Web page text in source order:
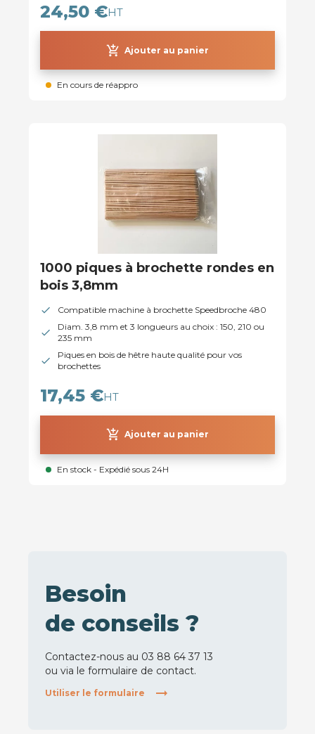
24,50 €HT
add_shopping_cart Ajouter au panier
En cours de réappro
1000 piques à brochette rondes en
bois 3,8mm
Compatible machine à brochette Speedbroche 480
Diam. 3,8 mm et 3 longueurs au choix : 150, 210 ou
235 mm
Piques en bois de hêtre haute qualité pour vos
brochettes
17,45 €HT
add_shopping_cart Ajouter au panier
En stock - Expédié sous 24H
Besoin
de conseils ?
Contactez-nous au 03 88 64 37 13
ou via le formulaire de contact.
Utiliser le formulaire